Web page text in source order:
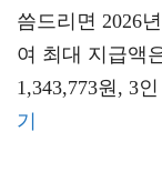
씀드리면 2026
여 최대 지급액
1,343,773원, 3
기